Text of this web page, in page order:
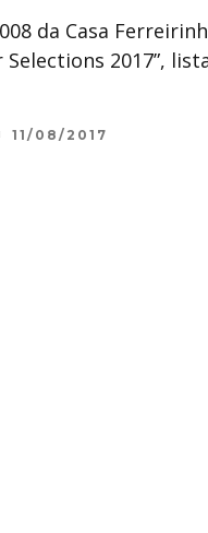
da Casa
Selections 2017”,
11/08/2017